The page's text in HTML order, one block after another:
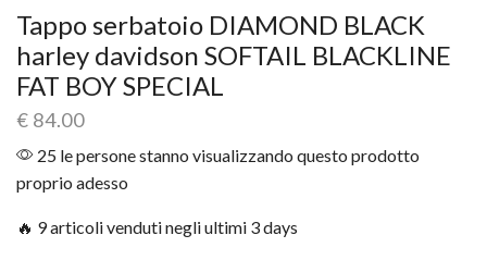
Tappo serbatoio DIAMOND BLACK
harley davidson SOFTAIL BLACKLINE
FAT BOY SPECIAL
€ 84.00
25 le persone stanno visualizzando questo prodotto
proprio adesso
🔥 9 articoli venduti negli ultimi 3 days